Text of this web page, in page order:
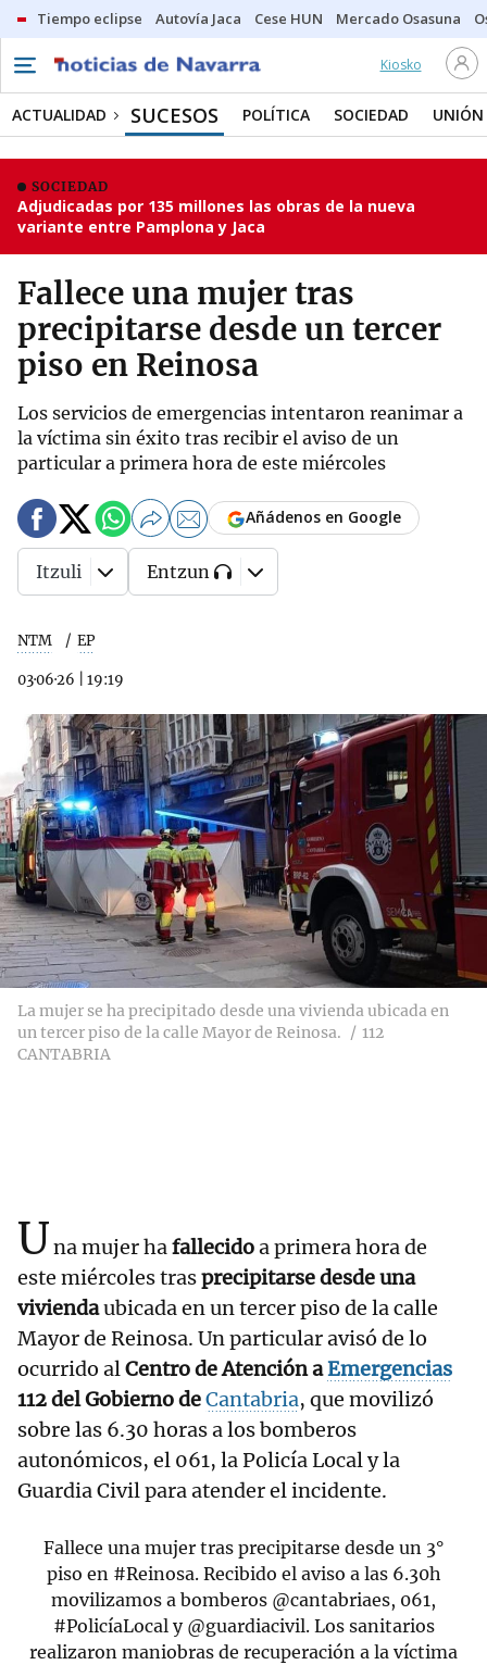
Tiempo eclipse Autovía Jaca Cese HUN Mercado Osasuna
Kiosko
ACTUALIDAD SUCESOS POLÍTICA SOCIEDAD UNIÓN
SOCIEDAD
Adjudicadas por 135 millones las obras de la nueva
variante entre Pamplona y Jaca
Fallece una mujer tras
precipitarse desde un tercer
piso en Reinosa
Los servicios de emergencias intentaron reanimar a
la víctima sin éxito tras recibir el aviso de un
particular a primera hora de este miércoles
NTM EP
03·06·26 19:19
Añádenos en Google
Itzuli Entzun
La mujer se ha precipitado desde una vivienda ubicada en
un tercer piso de la calle Mayor de Reinosa.
112
CANTABRIA
Una mujer hafallecidoa primera hora de
este miércoles trasprecipitarse desde una
viviendaubicada en un tercer piso de la calle
Mayor de Reinosa. Un particular avisó de lo
ocurrido alCentro de Atención aEmergencias
112 del Gobierno deCantabria, que movilizó
sobre las 6.30 horas a los bomberos
autonómicos, el 061, la Policía Local y la
Guardia Civil para atender el incidente.
Fallece una mujer tras precipitarse desde un 3°
piso en #Reinosa. Recibido el aviso a las 6.30h
movilizamos a bomberos @cantabriaes, 061,
#PolicíaLocaly @guardiacivil. Los sanitarios
realizaron maniobras de recuperación a la víctima